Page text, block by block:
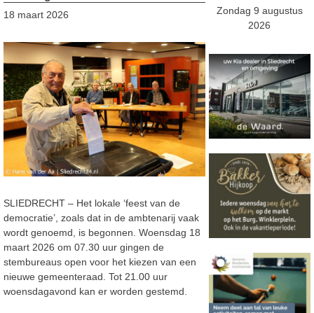
18 maart 2026
SLIEDRECHT – Het lokale ‘feest van de
democratie’, zoals dat in de ambtenarij vaak
wordt genoemd, is begonnen. Woensdag 18
maart 2026 om 07.30 uur gingen de
stembureaus open voor het kiezen van een
nieuwe gemeenteraad. Tot 21.00 uur
woensdagavond kan er worden gestemd.
Zondag 9 augustus
2026